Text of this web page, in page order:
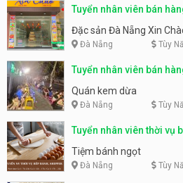
Tuyển nhân viên bán
Nẵng
Đặc sản Đà Nẵng Xin
Đà Nẵng Tùy
Tuyển nhân viên bán
Quán kem dừa
Đà Nẵng Tùy
Tuyển nhân viên thời vụ
Tiệm bánh ngọt
Đà Nẵng Tùy